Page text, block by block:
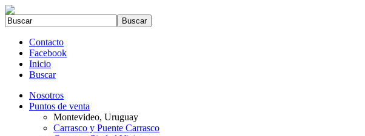
Contacto
Facebook
Inicio
Buscar
Nosotros
Puntos de venta
Montevideo, Uruguay
Carrasco y Puente Carrasco